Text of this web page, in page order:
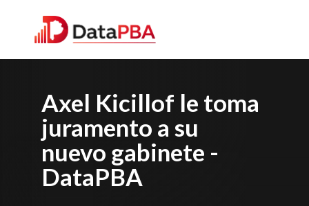
Axel Kicillof le toma
juramento a su
nuevo gabinete -
DataPBA